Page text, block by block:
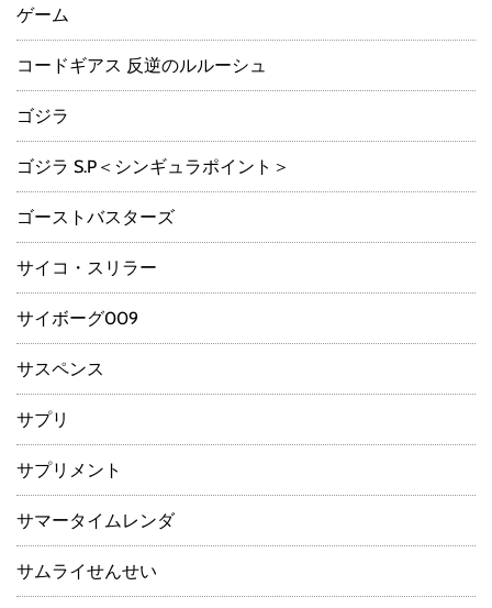
ゲーム
コードギアス 反逆のルルーシュ
ゴジラ
ゴジラ S.P＜シンギュラポイント＞
ゴーストバスターズ
サイコ・スリラー
サイボーグ009
サスペンス
サプリ
サプリメント
サマータイムレンダ
サムライせんせい